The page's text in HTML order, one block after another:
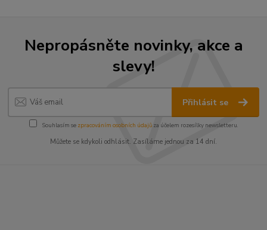
Nepropásněte novinky, akce a
slevy!
Přihlásit se
Souhlasím se zpracováním osobních údajůza účelem rozesílky newsletteru.
Můžete se kdykoli odhlásit. Zasíláme jednou za 14 dní.